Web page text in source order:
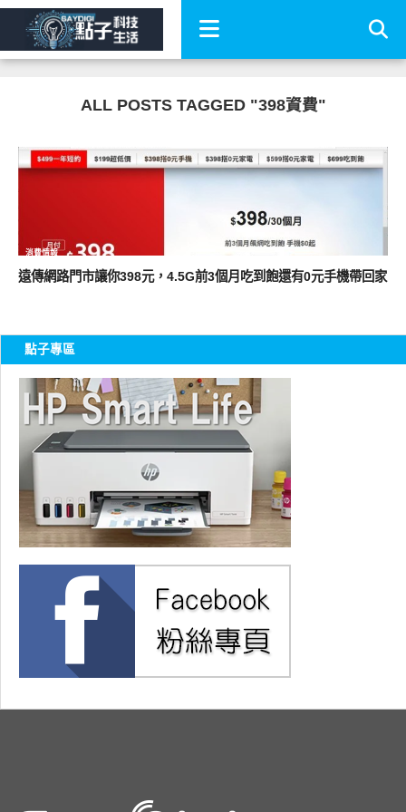
ALL POSTS TAGGED "398資費"
消費情報
遠傳網路門市讓你398元，4.5G前3個月吃到飽還有0元手機帶回家
點子專區